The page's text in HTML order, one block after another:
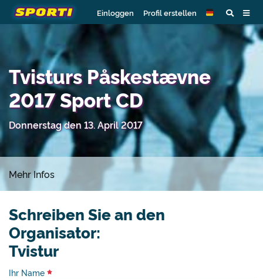
Einloggen Profil erstellen
Tvisturs Påskestævne
2017 Sport CD
Donnerstag den 13. April 2017
Mehr Infos
Schreiben Sie an den
Organisator:
Tvistur
Ihr Name